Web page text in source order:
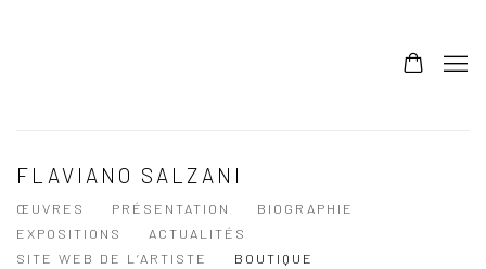
FLAVIANO SALZANI
ŒUVRES PRÉSENTATION
BIOGRAPHIE
EXPOSITIONS
ACTUALITÉS
SITE WEB DE L’ARTISTE
BOUTIQUE